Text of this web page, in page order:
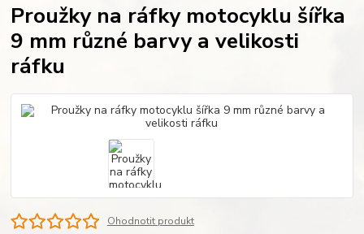
Proužky na ráfky motocyklu šířka
9 mm různé barvy a velikosti
ráfku
Ohodnotit produkt